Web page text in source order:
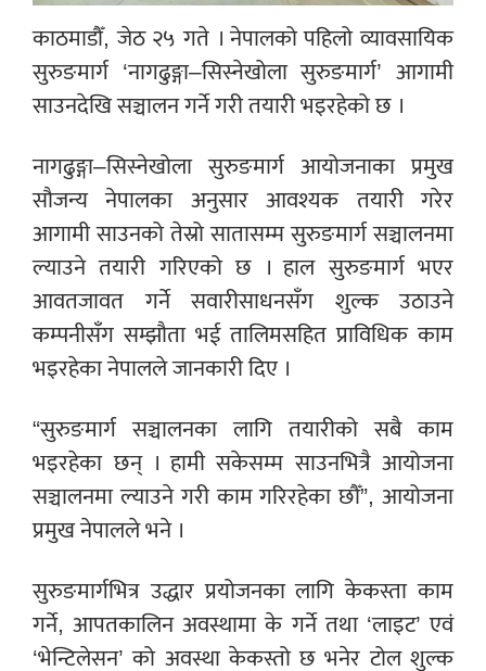
काठमाडौँ, जेठ २५ गते । नेपालको पहिलो व्यावसायिक
सुरुङमार्ग ‘नागढुङ्गा–सिस्नेखोला सुरुङमार्ग’ आगामी
साउनदेखि सञ्चालन गर्ने गरी तयारी भइरहेको छ ।
नागढुङ्गा–सिस्नेखोला सुरुङमार्ग आयोजनाका प्रमुख
सौजन्य नेपालका अनुसार आवश्यक तयारी गरेर
आगामी साउनको तेस्रो सातासम्म सुरुङमार्ग सञ्चालनमा
ल्याउने तयारी गरिएको छ । हाल सुरुङमार्ग भएर
आवतजावत गर्ने सवारीसाधनसँग शुल्क उठाउने
कम्पनीसँग सम्झौता भई तालिमसहित प्राविधिक काम
भइरहेका नेपालले जानकारी दिए ।
“सुरुङमार्ग सञ्चालनका लागि तयारीको सबै काम
भइरहेका छन् । हामी सकेसम्म साउनभित्रै आयोजना
सञ्चालनमा ल्याउने गरी काम गरिरहेका छौँ”, आयोजना
प्रमुख नेपालले भने ।
सुरुङमार्गभित्र उद्धार प्रयोजनका लागि केकस्ता काम
गर्ने, आपतकालिन अवस्थामा के गर्ने तथा ‘लाइट’ एवं
‘भेन्टिलेसन’ को अवस्था केकस्तो छ भनेर टोल शुल्क